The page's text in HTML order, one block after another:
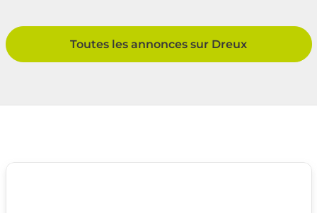
Toutes les annonces sur Dreux